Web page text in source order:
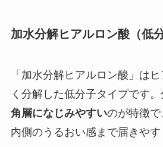
加水分解ヒアルロン酸（低
「加水分解ヒアルロン酸」は
く分解した低分子タイプです
角層になじみやすいのが特徴で
内側のうるおい感まで届きやす